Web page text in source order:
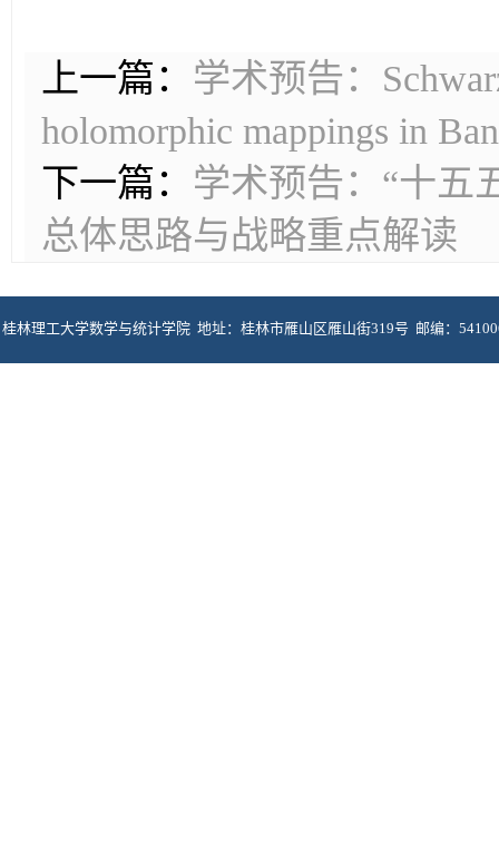
上一篇： 学术预告：
holomorphic mappings in
下一篇： 学术预告：“十五
总体思路与战略重点解读
桂林理工大学数学与统计学院 地址：桂林市雁山区雁山街319号 邮